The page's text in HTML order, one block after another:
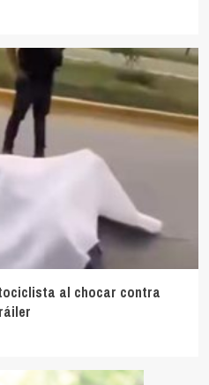
al chocar contra